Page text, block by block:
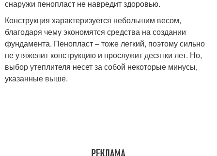
снаружи пенопласт не навредит здоровью.
Конструкция характеризуется небольшим весом,
благодаря чему экономятся средства на создании
фундамента. Пенопласт – тоже легкий, поэтому сильно
не утяжелит конструкцию и прослужит десятки лет. Но,
выбор утеплителя несет за собой некоторые минусы,
указанные выше.